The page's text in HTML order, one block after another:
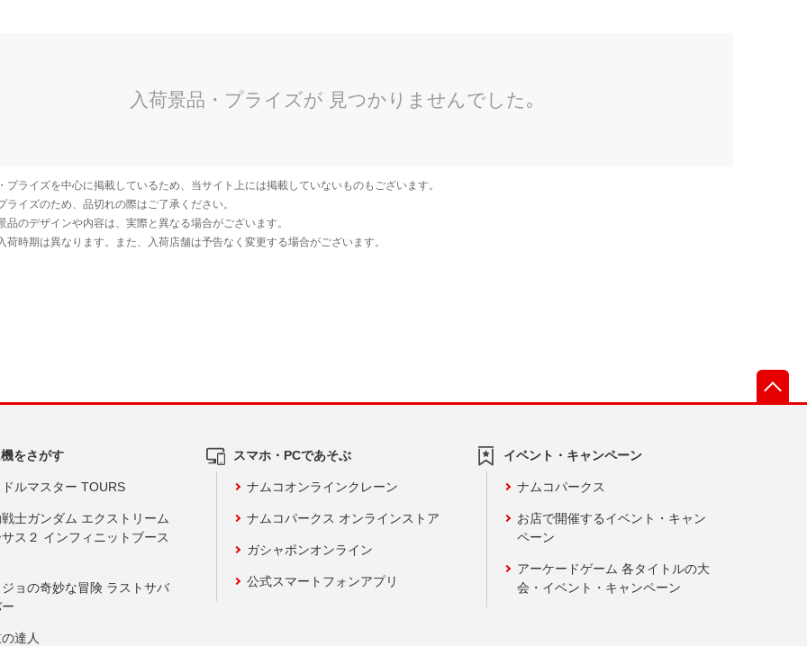
をさがす
ルマスター TOURS
士ガンダム エクストリーム
ス２ インフィニットブース
ョの奇妙な冒険 ラストサバ
達人
スマホ・PCであそぶ
ナムコオンラインクレーン
ナムコパークス オンラインストア
ガシャポンオンライン
公式スマートフォンアプリ
イベント・キャンペーン
ナムコパークス
お店で開催するイベント・キャン
ペーン
アーケードゲーム 各タイトルの大
会・イベント・キャンペーン